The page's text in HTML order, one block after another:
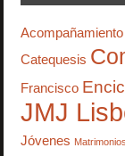
Acompañamiento
Catequesis
Francisco
JMJ
Jóvenes Matrimonios